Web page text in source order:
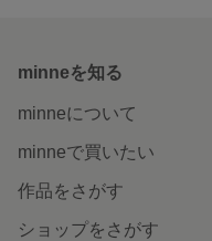
minneを知る
minneについて
minneで買いたい
作品をさがす
ショップをさがす